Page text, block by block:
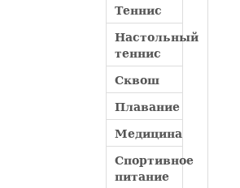
Теннис
Настольный
теннис
Сквош
Плавание
Медицина
Спортивное
питание